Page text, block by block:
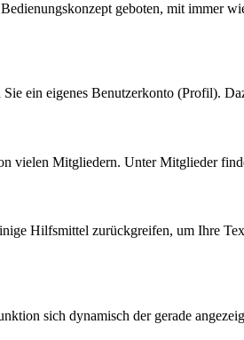
geboten, mit immer
ein eigenes Benutzerkonto (Profil).
vielen Mitgliedern. Unter Mitglieder
Hilfsmittel zurückgreifen, um Ihre
sich dynamisch der gerade